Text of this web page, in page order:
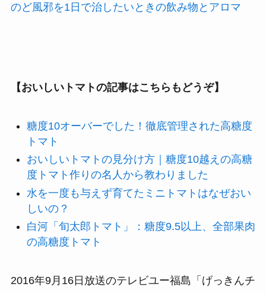
のど風邪を1日で治したいときの飲み物とアロマ
【おいしいトマトの記事はこちらもどうぞ】
糖度10オーバーでした！徹底管理された高糖度
トマト
おいしいトマトの見分け方｜糖度10越えの高糖
度トマト作りの名人から教わりました
水を一度も与えず育てたミニトマトはなぜおい
しいの？
白河「旬太郎トマト」：糖度9.5以上、全部果肉
の高糖度トマト
2016年9月16日放送のテレビユー福島「げっきんチ